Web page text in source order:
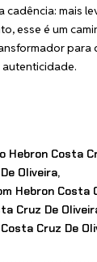
cadência: mais
esse é um
para
Hebron Costa
Oliveira
Hebron Costa
Cruz De
Cruz De